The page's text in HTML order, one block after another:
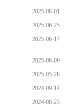
2025-08-01
2025-06-25
2025-06-17
2025-06-09
2025-05-28
2024-09-14
2024-08-23